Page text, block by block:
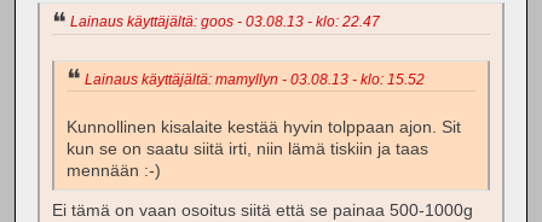
Lainaus käyttäjältä: goos - 03.08.13 - klo: 22.47
Lainaus käyttäjältä: mamyllyn - 03.08.13 - klo: 15.52
Kunnollinen kisalaite kestää hyvin tolppaan ajon. Sit
kun se on saatu siitä irti, niin lämä tiskiin ja taas
mennään :-)
Ei tämä on vaan osoitus siitä että se painaa 500-1000g